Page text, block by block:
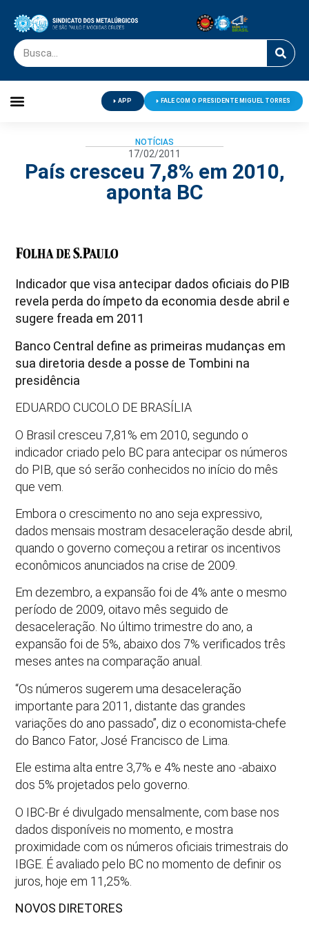
APP FALE COM O PRESIDENTE MIGUEL TORRES
NOTÍCIAS
17/02/2011
País cresceu 7,8% em 2010,
aponta BC
Indicador que visa antecipar dados oficiais do PIB
revela perda do ímpeto da economia desde abril e
sugere freada em 2011
Banco Central define as primeiras mudanças em
sua diretoria desde a posse de Tombini na
presidência
EDUARDO CUCOLO DE BRASÍLIA
O Brasil cresceu 7,81% em 2010, segundo o
indicador criado pelo BC para antecipar os números
do PIB, que só serão conhecidos no início do mês
que vem.
Embora o crescimento no ano seja expressivo,
dados mensais mostram desaceleração desde abril,
quando o governo começou a retirar os incentivos
econômicos anunciados na crise de 2009.
Em dezembro, a expansão foi de 4% ante o mesmo
período de 2009, oitavo mês seguido de
desaceleração. No último trimestre do ano, a
expansão foi de 5%, abaixo dos 7% verificados três
meses antes na comparação anual.
“Os números sugerem uma desaceleração
importante para 2011, distante das grandes
variações do ano passado”, diz o economista-chefe
do Banco Fator, José Francisco de Lima.
Ele estima alta entre 3,7% e 4% neste ano -abaixo
dos 5% projetados pelo governo.
O IBC-Br é divulgado mensalmente, com base nos
dados disponíveis no momento, e mostra
proximidade com os números oficiais trimestrais do
IBGE. É avaliado pelo BC no momento de definir os
juros, hoje em 11,25%.
NOVOS DIRETORES